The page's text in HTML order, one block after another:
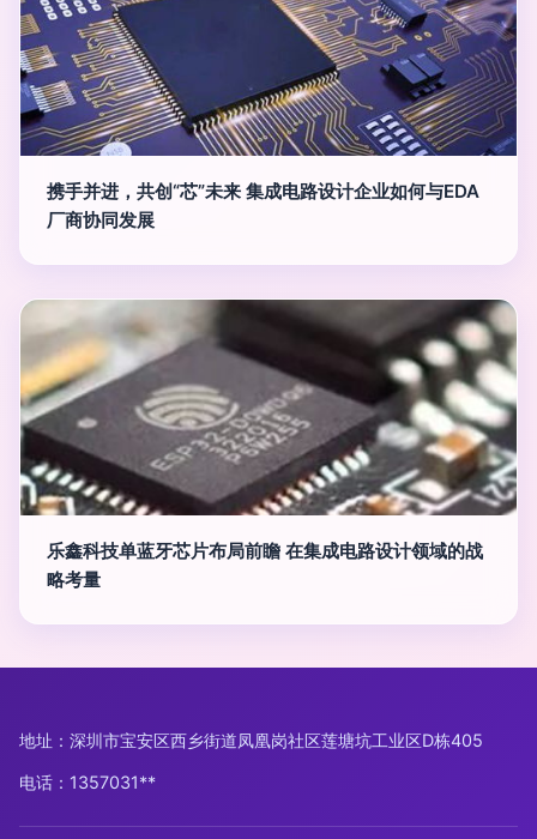
携手并进，共创“芯”未来 集成电路设计企业如何与EDA
厂商协同发展
乐鑫科技单蓝牙芯片布局前瞻 在集成电路设计领域的战
略考量
地址：深圳市宝安区西乡街道凤凰岗社区莲塘坑工业区D栋405
电话：1357031**